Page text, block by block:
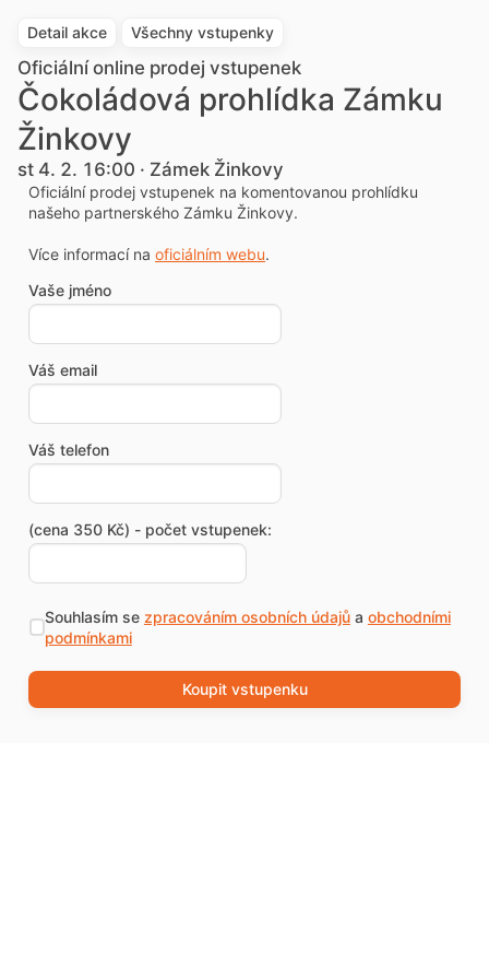
Detail akce Všechny vstupenky
Oficiální online prodej vstupenek
Čokoládová prohlídka Zámku
Žinkovy
st 4. 2. 16:00 · Zámek Žinkovy
Oficiální prodej vstupenek na komentovanou prohlídku
našeho partnerského Zámku Žinkovy.
Více informací na oficiálním webu.
Vaše jméno
Váš email
Váš telefon
(cena 350 Kč) - počet vstupenek:
Souhlasím se zpracováním osobních údajůa obchodními
podmínkami
Koupit vstupenku